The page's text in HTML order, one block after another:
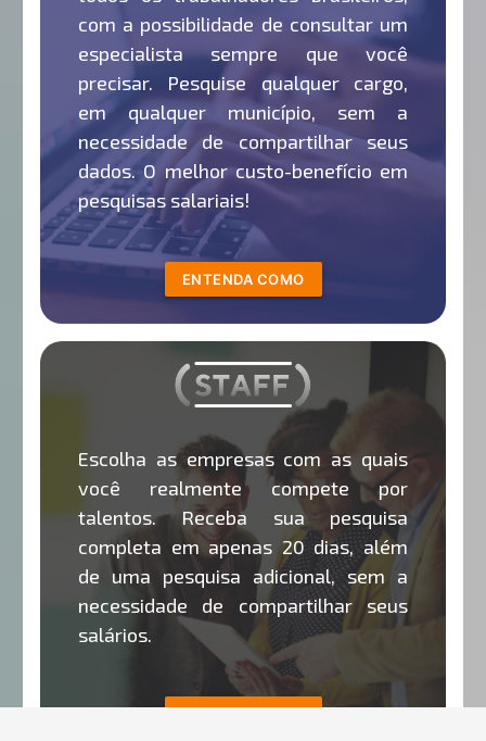
com a possibilidade de consultar um
especialista sempre que você
precisar. Pesquise qualquer cargo,
em qualquer município, sem a
necessidade de compartilhar seus
dados. O melhor custo-benefício em
pesquisas salariais!
ENTENDA COMO
Escolha as empresas com as quais
você realmente compete por
talentos. Receba sua pesquisa
completa em apenas 20 dias, além
de uma pesquisa adicional, sem a
necessidade de compartilhar seus
salários.